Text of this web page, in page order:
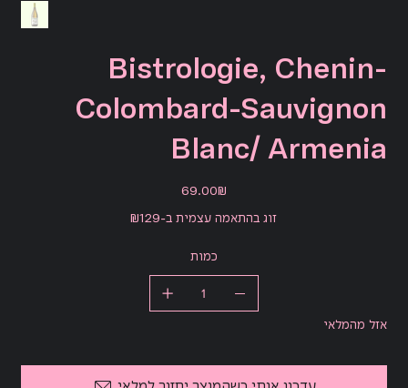
Bistrologie, Chenin-
Colombard-Sauvignon
Blanc/ Armenia
מחיר
‏69.00 ‏₪
זוג בהתאמה עצמית ב-₪129
כמות
אזל מהמלאי